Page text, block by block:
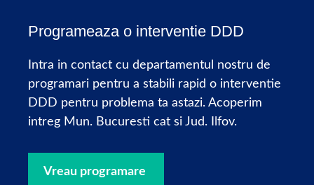
Programeaza o interventie DDD
Intra in contact cu departamentul nostru de
programari pentru a stabili rapid o interventie
DDD pentru problema ta astazi. Acoperim
intreg Mun. Bucuresti cat si Jud. Ilfov.
Vreau programare